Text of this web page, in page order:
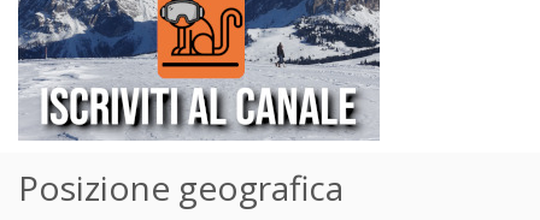
Posizione geografica